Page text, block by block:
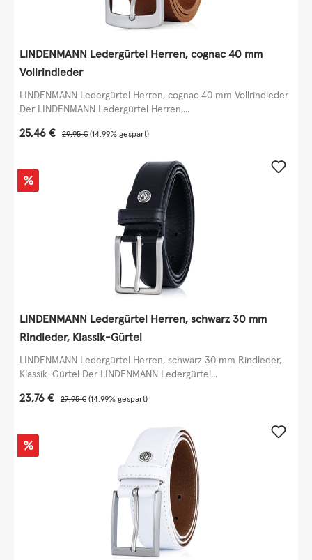
LINDENMANN Ledergürtel Herren, cognac 40 mm
Vollrindleder
LINDENMANN Ledergürtel Herren, cognac 40 mm Vollrindleder
Der LINDENMANN Ledergürtel Herren,...
Verkaufspreis:
25,46 € Regulärer Preis:
29,95 € (14.99% gespart)
Rabatt
%
LINDENMANN Ledergürtel Herren, schwarz 30 mm
Rindleder, Klassik-Gürtel
LINDENMANN Ledergürtel Herren, schwarz 30 mm Rindleder,
Klassik-Gürtel Der LINDENMANN Ledergürtel...
Verkaufspreis:
23,76 € Regulärer Preis:
27,95 € (14.99% gespart)
Rabatt
%